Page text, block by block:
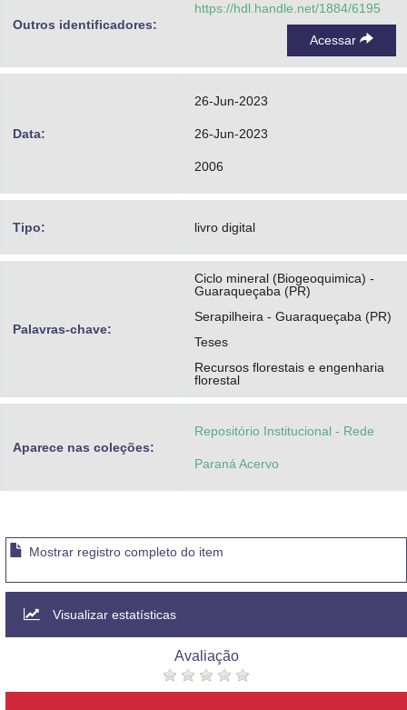
Outros identificadores:
https://hdl.handle.net/1884/6195
Acessar
Data:
26-Jun-2023
26-Jun-2023
2006
Tipo: livro digital
Palavras-chave:
Ciclo mineral (Biogeoquimica) -
Guaraqueçaba (PR)
Serapilheira - Guaraqueçaba (PR)
Teses
Recursos florestais e engenharia
florestal
Aparece nas coleções:
Repositório Institucional - Rede
Paraná Acervo
Mostrar registro completo do item
Visualizar estatísticas
Avaliação